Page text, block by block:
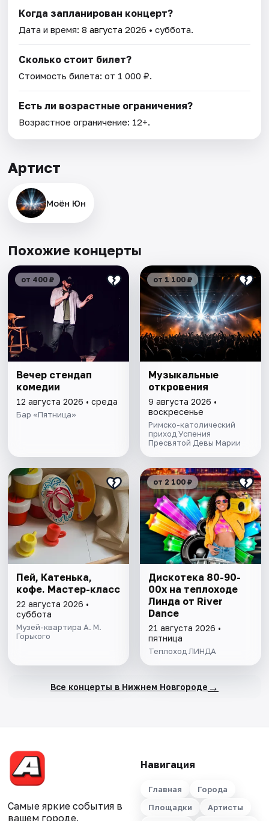
Когда запланирован концерт?
Дата и время:8 августа 2026 • суббота.
Сколько стоит билет?
Стоимость билета: от 1 000 ₽.
Есть ли возрастные ограничения?
Возрастное ограничение: 12+.
Артист
Моён Юн
Похожие концерты
от 400 ₽
Вечер стендап
комедии
12 августа 2026 • среда
Бар «Пятница»
от 1 100 ₽
Музыкальные
откровения
9 августа 2026 •
воскресенье
Римско-католический
приход Успения
Пресвятой Девы Марии
Пей, Катенька,
кофе. Мастер-класс
22 августа 2026 •
суббота
Музей-квартира А. М.
Горького
от 2 100 ₽
Дискотека 80-90-
00х на теплоходе
Линда от River
Dance
21 августа 2026 •
пятница
Теплоход ЛИНДА
Все концерты в Нижнем Новгороде →
Самые яркие события в
вашем городе.
Навигация
Главная
Города
Площадки
Артисты